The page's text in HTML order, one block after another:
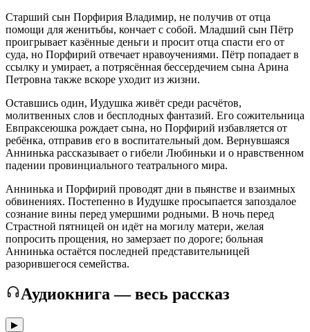
Старший сын Порфирия Владимир, не получив от отца
помощи для женитьбы, кончает с собой. Младший сын Пётр
проигрывает казённые деньги и просит отца спасти его от
суда, но Порфирий отвечает нравоучениями. Пётр попадает в
ссылку и умирает, а потрясённая бессердечием сына Арина
Петровна также вскоре уходит из жизни.
Оставшись один, Иудушка живёт среди расчётов,
молитвенных слов и бесплодных фантазий. Его сожительница
Евпраксеюшка рождает сына, но Порфирий избавляется от
ребёнка, отправив его в воспитательный дом. Вернувшаяся
Аннинька рассказывает о гибели Любиньки и о нравственном
падении провинциального театрального мира.
Аннинька и Порфирий проводят дни в пьянстве и взаимных
обвинениях. Постепенно в Иудушке просыпается запоздалое
сознание вины перед умершими родными. В ночь перед
Страстной пятницей он идёт на могилу матери, желая
попросить прощения, но замерзает по дороге; больная
Аннинька остаётся последней представительницей
разорившегося семейства.
Аудиокнига — весь рассказ
▶